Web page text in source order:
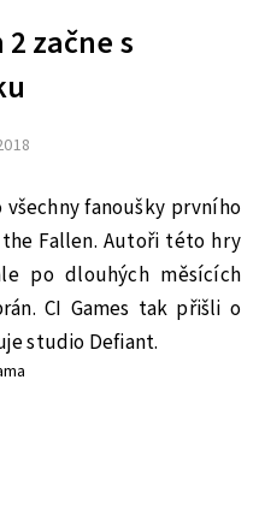
začne s
fanoušky prvního
Fallen. Autoři této hry
po dlouhých měsících
CI Games tak přišli o
studio Defiant.